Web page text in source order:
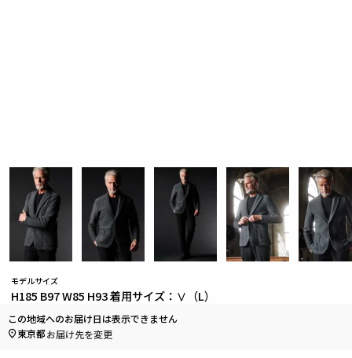
モデルサイズ
H185 B97 W85 H93 着用サイズ：Ⅴ（L）
この地域へのお届け日は表示できません
東京都お届け先を変更